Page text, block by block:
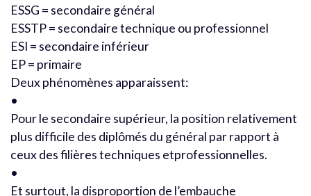
ESSG = secondaire général
ESSTP = secondaire technique ou professionnel
ESI = secondaire inférieur
EP = primaire
Deux phénomènes apparaissent:
•
Pour le secondaire supérieur, la position relativement
plus difficile des diplômés du général par rapport à
ceux des filières techniques etprofessionnelles.
•
Et surtout, la disproportion de l’embauche